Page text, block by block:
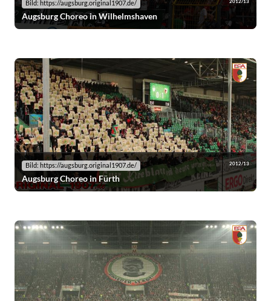
Bild: https://augsburg.original1907.de/ 2012/13
Augsburg Choreo in Wilhelmshaven
Bild: https://augsburg.original1907.de/ 2012/13
Augsburg Choreo in Fürth